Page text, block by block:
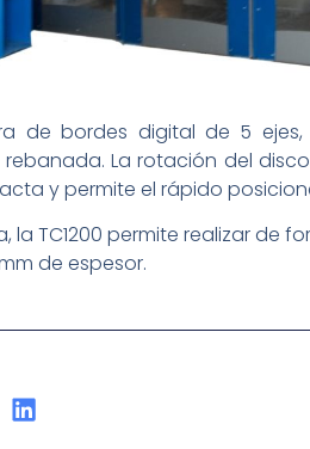
de bordes digital de 5
La rotación del
y permite el rápido
la TC1200 permite realizar de
de espesor.